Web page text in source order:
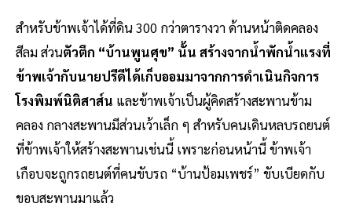
สำหรับข้าพเจ้าได้ที่ดิน 300 กว่าตารางวา ด้านหน้าติดคลอง
สีลม ส่วนตัวตึก “บ้านพูนศุข” นั้น สร้างจากน้ำพักน้ำแรงที่
ข้าพเจ้ากับนายปรีดีได้เก็บออมมาจากการดำเนินกิจการ
โรงพิมพ์นิติสาส์น และข้าพเจ้าเป็นผู้คิดสร้างสะพานข้าม
คลอง กลางสะพานมีส่วนเว้าเล็ก ๆ สำหรับคนเดินหลบรถยนต์
ที่ข้าพเจ้าให้สร้างสะพานเช่นนี้ เพราะก่อนหน้านี้ ข้าพเจ้า
เกือบจะถูกรถยนต์ที่คนขับรถ “บ้านป้อมเพชร์” ขับเบียดกับ
ขอบสะพานมาแล้ว